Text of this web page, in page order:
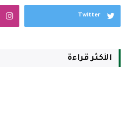
Twitter
الأكثر قراءة